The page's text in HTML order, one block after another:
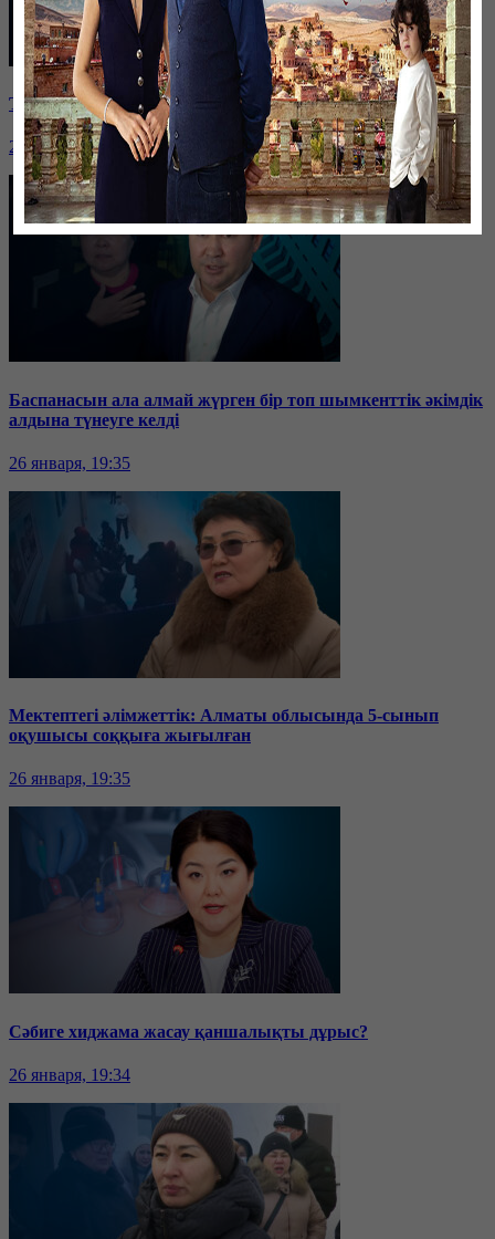
Таразда ТЭЦ қызметкерлері жалақы көтеруді талап етті
26 января, 19:36
Баспанасын ала алмай жүрген бір топ шымкенттік әкімдік
алдына түнеуге келді
26 января, 19:35
Мектептегі әлімжеттік: Алматы облысында 5-сынып
оқушысы соққыға жығылған
26 января, 19:35
Сәбиге хиджама жасау қаншалықты дұрыс?
26 января, 19:34